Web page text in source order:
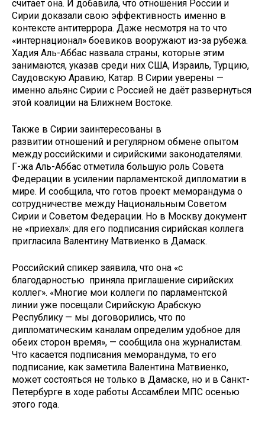
считает она. И добавила, что отношения России и
Сирии доказали свою эффективность именно в
контексте антитеррора. Даже несмотря на то что
«интернационал» боевиков вооружают из-за рубежа.
Хадия Аль-Аббас назвала страны, которые этим
занимаются, указав среди них США, Израиль, Турцию,
Саудовскую Аравию, Катар. В Сирии уверены —
именно альянс Сирии с Россией не даёт развернуться
этой коалиции на Ближнем Востоке.
Также в Сирии заинтересованы в
развитии отношений и регулярном обмене опытом
между российскими и сирийскими законодателями.
Г-жа Аль-Аббас отметила большую роль Совета
Федерации в усилении парламентской дипломатии в
мире. И сообщила, что готов проект меморандума о
сотрудничестве между Национальным Советом
Сирии и Советом Федерации. Но в Москву документ
не «приехал»: для его подписания сирийская коллега
пригласила Валентину Матвиенко в Дамаск.
Российский спикер заявила, что она «с
благодарностью приняла приглашение сирийских
коллег». «Многие мои коллеги по парламентской
линии уже посещали Сирийскую Арабскую
Республику — мы договорились, что по
дипломатическим каналам определим удобное для
обеих сторон время», — сообщила она журналистам.
Что касается подписания меморандума, то его
подписание, как заметила Валентина Матвиенко,
может состояться не только в Дамаске, но и в Санкт-
Петербурге в ходе работы Ассамблеи МПС осенью
этого года.